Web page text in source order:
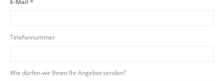
E-Mail *
Telefonnummer
Wie dürfen wir Ihnen Ihr Angebot senden?